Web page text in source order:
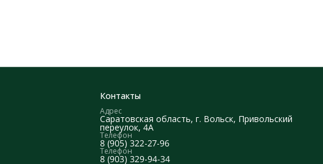
Контакты
Адрес
Саратовская область, г. Вольск, Привольский
переулок, 4А
Телефон
8 (905) 322-27-96
Телефон
8 (903) 329-94-34